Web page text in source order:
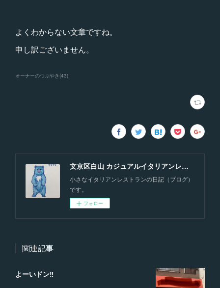
よくわからない文章ですね。
申し訳ございません。
オーナーのつぶやき (43)
文京区白山 カジュアルイタリアンレストラン『トラットリア プロンティ，ヴィア！』のブログ！！
小さなイタリアンレストランの日記（ブログ）
です。
フォロー
関連記事
よーいドン‼️